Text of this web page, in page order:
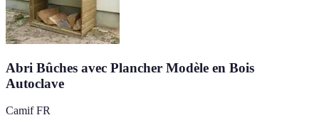
Abri Bûches avec Plancher Modèle en Bois
Autoclave
Camif FR